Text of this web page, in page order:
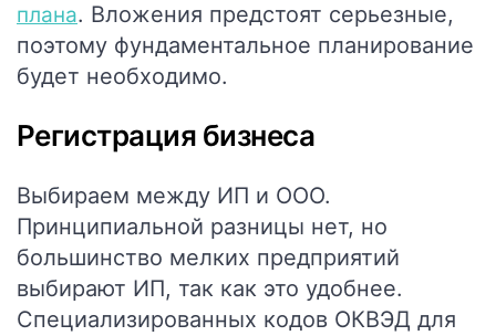
плана. Вложения предстоят серьезные,
поэтому фундаментальное планирование
будет необходимо.
Регистрация бизнеса
Выбираем между ИП и ООО.
Принципиальной разницы нет, но
большинство мелких предприятий
выбирают ИП, так как это удобнее.
Специализированных кодов ОКВЭД для